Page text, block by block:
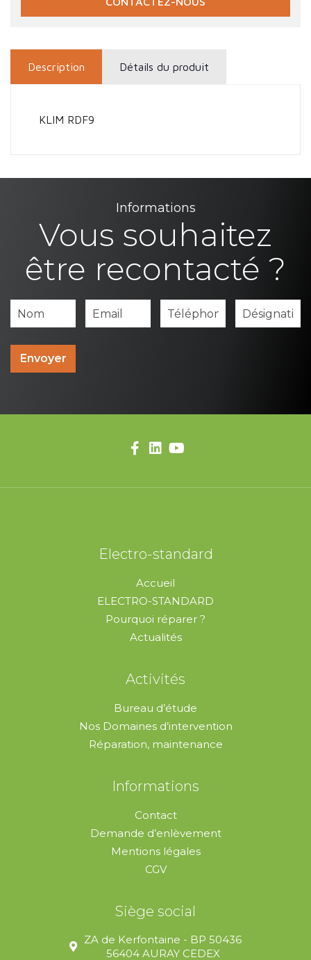
Description Détails du produit
KLIM RDF9
Informations
Vous souhaitez
être recontacté ?
Envoyer
Electro-standard
Accueil
ELECTRO-STANDARD
Pourquoi réparer ?
Actualités
Activités
Bureau d’étude
Nos Domaines d’intervention
Réparation, maintenance
Informations
Contact
Demande d’enlèvement
Mentions légales
CGV
Siège social
ZA de Kerfontaine - BP 50436
56404 AURAY CEDEX